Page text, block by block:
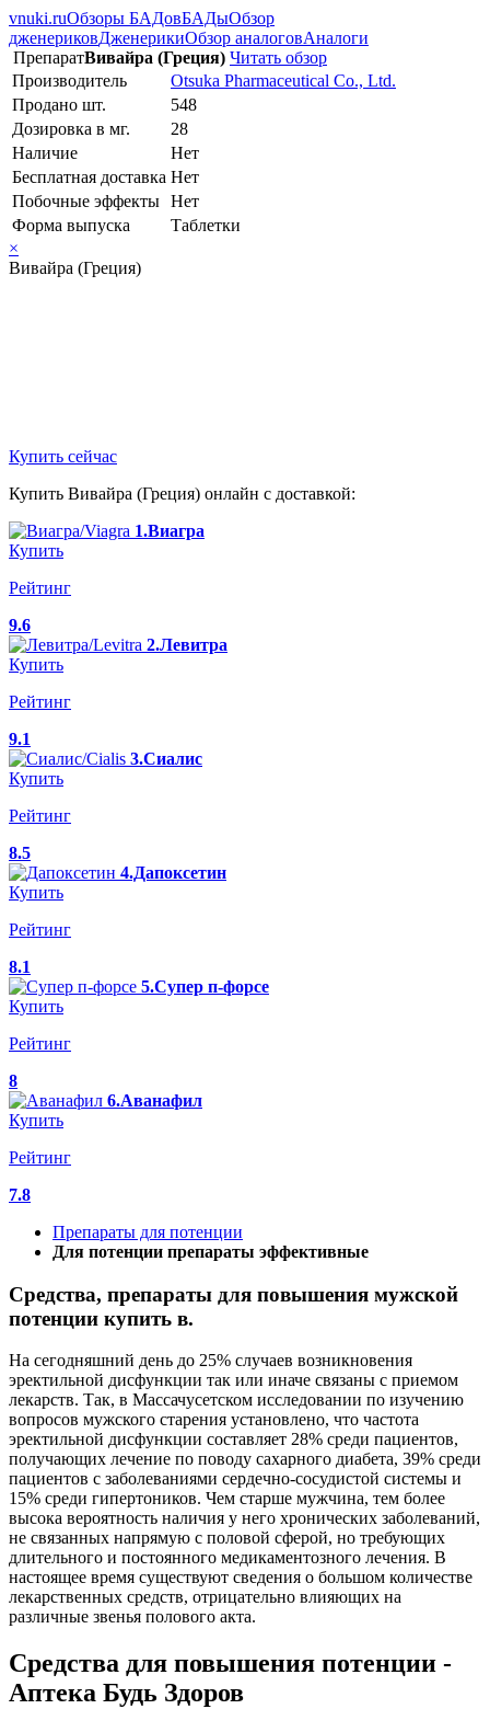
vnuki.ruОбзоры БАДовБАДыОбзор
дженериковДженерикиОбзор аналоговАналоги
ПрепаратВивайра (Греция) Читать обзор
Производитель
Otsuka Pharmaceutical Co., Ltd.
Продано шт.
548
Дозировка в мг.
28
Наличие
Нет
Бесплатная доставка Нет
Побочные эффекты Нет
Форма выпуска
Таблетки
×
Вивайра (Греция)
Купить сейчас
Купить Вивайра (Греция) онлайн с доставкой:
1.Виагра
Купить
Рейтинг
9.6
2.Левитра
Купить
Рейтинг
9.1
3.Сиалис
Купить
Рейтинг
8.5
4.Дапоксетин
Купить
Рейтинг
8.1
5.Супер п-форсе
Купить
Рейтинг
8
6.Аванафил
Купить
Рейтинг
7.8
Препараты для потенции
Для потенции препараты эффективные
Средства, препараты для повышения мужской
потенции купить в.
На сегодняшний день до 25% случаев возникновения
эректильной дисфункции так или иначе связаны с приемом
лекарств. Так, в Массачусетском исследовании по изучению
вопросов мужского старения установлено, что частота
эректильной дисфункции составляет 28% среди пациентов,
получающих лечение по поводу сахарного диабета, 39% среди
пациентов с заболеваниями сердечно-сосудистой системы и
15% среди гипертоников. Чем старше мужчина, тем более
высока вероятность наличия у него хронических заболеваний,
не связанных напрямую с половой сферой, но требующих
длительного и постоянного медикаментозного лечения. В
настоящее время существуют сведения о большом количестве
лекарственных средств, отрицательно влияющих на
различные звенья полового акта.
Средства для повышения потенции -
Аптека Будь Здоров